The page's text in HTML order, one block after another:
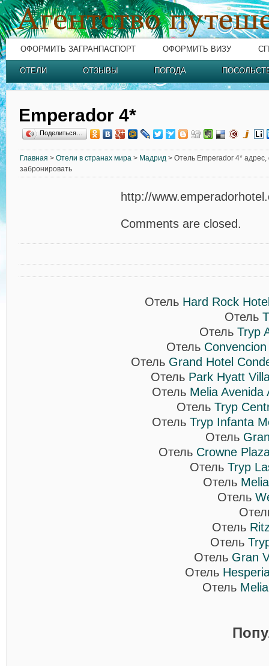
ОФОРМИТЬ ЗАГРАНПАСПОРТ ОФОРМИТЬ ВИЗУ
ОТЕЛИ ОТЗЫВЫ ПОГОДА
Emperador 4*
Поделиться…
Главная > Отели в странах мира > Мадрид > Отель Emperador 4*
забронировать
http://
Comments are closed.
Отель Hard Rock
Отель
Отель Tryp
Отель
Отель Grand Hotel
Отель Park Hyatt
Отель Melia Avenida
Отель Tryp
Отель Tryp Infanta
Отель
Отель Crowne
Отель Tryp
Отель
Отель
Отель
Отель
Отель Gran
Отель
Отель